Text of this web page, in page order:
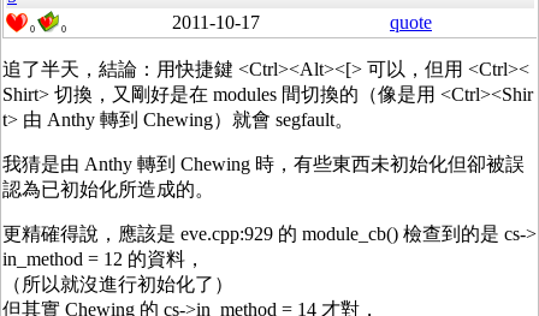
0 0 2011-10-17 quote
追了半天，結論：用快捷鍵 <Ctrl><Alt><[> 可以，但用 <Ctrl><
Shirt> 切換，又剛好是在 modules 間切換的（像是用 <Ctrl><Shir
t> 由 Anthy 轉到 Chewing）就會 segfault。
我猜是由 Anthy 轉到 Chewing 時，有些東西未初始化但卻被誤
認為已初始化所造成的。
更精確得說，應該是 eve.cpp:929 的 module_cb() 檢查到的是 cs->
in_method = 12 的資料，
（所以就沒進行初始化了）
但其實 Chewing 的 cs->in_method = 14 才對，